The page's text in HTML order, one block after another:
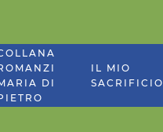
DI
IL MIO
SACRIFICIO